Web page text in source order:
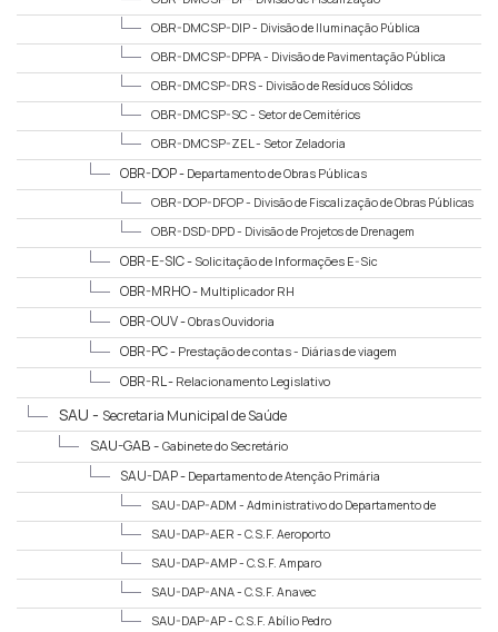
OBR-DMCSP-DIP - Divisão de Iluminação Pública
OBR-DMCSP-DPPA - Divisão de Pavimentação Pública
OBR-DMCSP-DRS - Divisão de Resíduos Sólidos
OBR-DMCSP-SC - Setor de Cemitérios
OBR-DMCSP-ZEL - Setor Zeladoria
OBR-DOP - Departamento de Obras Públicas
OBR-DOP-DFOP - Divisão de Fiscalização de Obras Públicas
OBR-DSD-DPD - Divisão de Projetos de Drenagem
OBR-E-SIC - Solicitação de Informações E-Sic
OBR-MRHO - Multiplicador RH
OBR-OUV -Obras Ouvidoria
OBR-PC - Prestação de contas - Diárias de viagem
OBR-RL - Relacionamento Legislativo
SAU - Secretaria Municipal de Saúde
SAU-GAB - Gabinete do Secretário
SAU-DAP - Departamento de Atenção Primária
SAU-DAP-ADM - Administrativo do Departamento de
SAU-DAP-AER - C.S.F. Aeroporto
SAU-DAP-AMP - C.S.F. Amparo
SAU-DAP-ANA - C.S.F. Anavec
SAU-DAP-AP - C.S.F. Abílio Pedro